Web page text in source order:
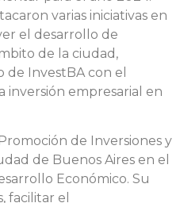
varias iniciativas en
el desarrollo de
de la ciudad,
InvestBA con el
inversión empresarial en
de Inversiones y
de Buenos Aires en el
Económico. Su
facilitar el